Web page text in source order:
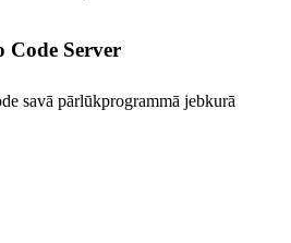
Code Server
savā pārlūkprogrammā jebkurā